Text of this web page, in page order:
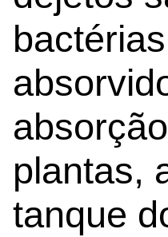
plantas,
tanque